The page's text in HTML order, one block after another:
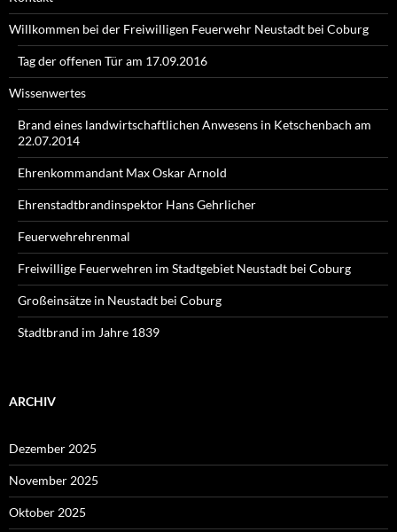
Willkommen bei der Freiwilligen Feuerwehr Neustadt bei Coburg
Tag der offenen Tür am 17.09.2016
Wissenwertes
Brand eines landwirtschaftlichen Anwesens in Ketschenbach am
22.07.2014
Ehrenkommandant Max Oskar Arnold
Ehrenstadtbrandinspektor Hans Gehrlicher
Feuerwehrehrenmal
Freiwillige Feuerwehren im Stadtgebiet Neustadt bei Coburg
Großeinsätze in Neustadt bei Coburg
Stadtbrand im Jahre 1839
ARCHIV
Dezember 2025
November 2025
Oktober 2025